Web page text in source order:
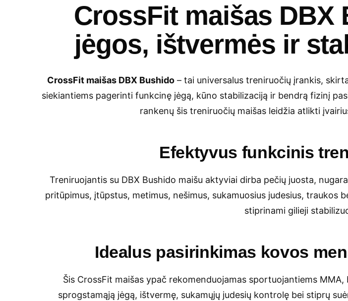
CrossFit maišas
jėgos, ištvermės ir
CrossFit maišas DBX Bushido – tai universalus treniruočių įrankis,
siekiantiems pagerinti funkcinę jėgą, kūno stabilizaciją ir bendrą fizinį
rankenų šis treniruočių maišas leidžia atlikti
Efektyvus funkcinis
Treniruojantis su DBX Bushido maišu aktyviai dirba pečių juosta,
pritūpimus, įtūpstus, metimus, nešimus, sukamuosius judesius, traukos
stiprinami gilieji
Idealus pasirinkimas kovos
Šis CrossFit maišas ypač rekomenduojamas sportuojantiems
sprogstamąją jėgą, ištvermę, sukamųjų judesių kontrolę bei stiprų